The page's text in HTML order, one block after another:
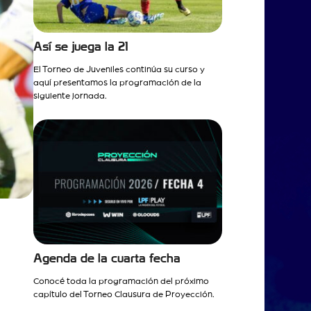
Así se juega la 21
El Torneo de Juveniles continúa su curso y
aquí presentamos la programación de la
siguiente jornada.
Agenda de la cuarta fecha
Conocé toda la programación del próximo
capítulo del Torneo Clausura de Proyección.